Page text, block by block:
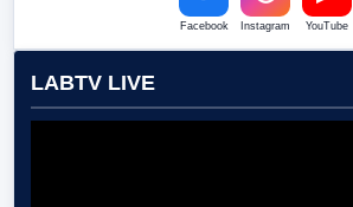
Facebook Instagram YouTube
LABTV LIVE